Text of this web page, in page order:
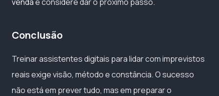
Conclusão
Treinar assistentes digitais para lidar com imprevistos
reais exige visão, método e constância. O sucesso
não está em prever tudo, mas em preparar o